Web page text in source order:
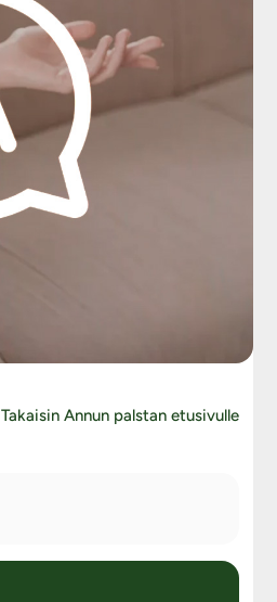
Takaisin Annun palstan etusivulle